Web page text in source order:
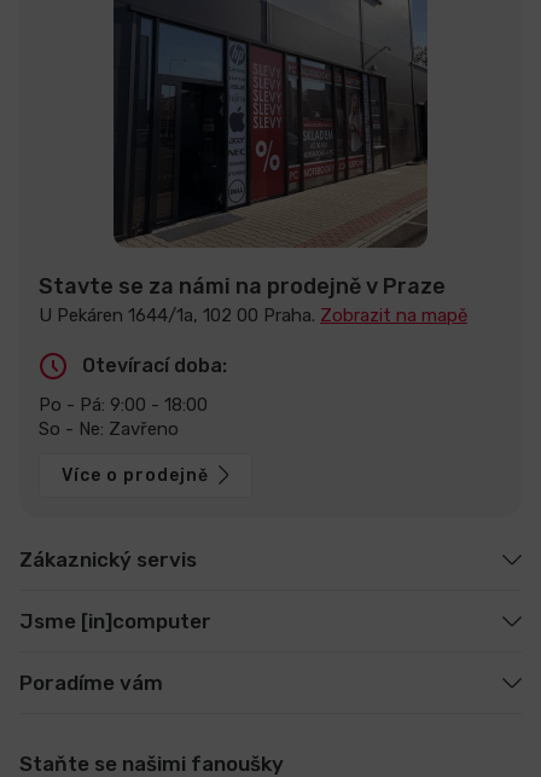
Stavte se za námi na prodejně v Praze
U Pekáren 1644/1a, 102 00 Praha. Zobrazit na mapě
Otevírací doba:
Po - Pá: 9:00 - 18:00
So - Ne: Zavřeno
Více o prodejně
Zákaznický servis
Jsme [in]computer
Poradíme vám
Staňte se našimi fanoušky